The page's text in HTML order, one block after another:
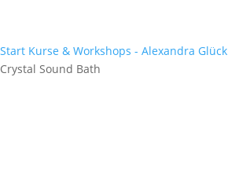
Start Kurse & Workshops - Alexandra Glück
Crystal Sound Bath